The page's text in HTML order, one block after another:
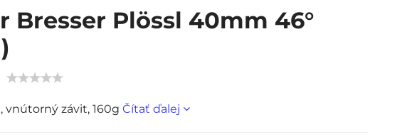
Bresser Plössl 40mm 46°
vnútorný závit, 160g Čítať ďalej